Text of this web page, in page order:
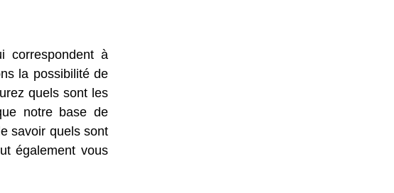
correspondent à
la possibilité de
quels sont les
notre base de
savoir quels sont
également vous